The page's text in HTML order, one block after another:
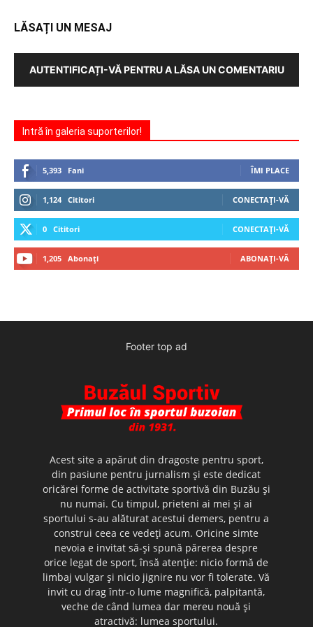
LĂSAȚI UN MESAJ
AUTENTIFICAȚI-VĂ PENTRU A LĂSA UN COMENTARIU
Intră în galeria suporterilor!
5,393 Fani ÎMI PLACE
1,124 Cititori CONECTAȚI-VĂ
0 Cititori CONECTAȚI-VĂ
1,205 Abonați ABONAȚI-VĂ
Footer top ad
Acest site a apărut din dragoste pentru sport,
din pasiune pentru jurnalism şi este dedicat
oricărei forme de activitate sportivă din Buzău şi
nu numai. Cu timpul, prieteni ai mei şi ai
sportului s-au alăturat acestui demers, pentru a
construi ceea ce vedeţi acum. Oricine simte
nevoia e invitat să-şi spună părerea despre
orice legat de sport, însă atenţie: nicio formă de
limbaj vulgar şi nicio jignire nu vor fi tolerate. Vă
invit cu drag într-o lume magnifică, palpitantă,
veche de când lumea dar mereu nouă şi
atractivă: lumea sportului.